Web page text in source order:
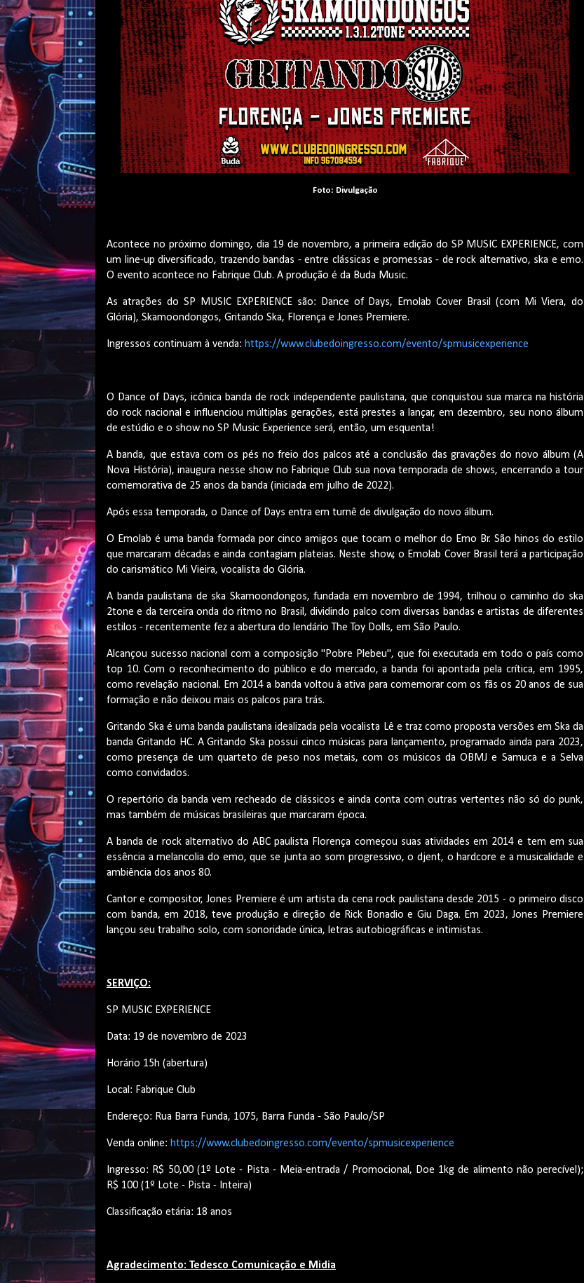
Foto: Divulgação
Acontece no próximo domingo, dia 19 de novembro, a primeira edição do SP MUSIC EXPERIENCE, com
um line-up diversificado, trazendo bandas - entre clássicas e promessas - de rock alternativo, ska e emo.
O evento acontece no Fabrique Club. A produção é da Buda Music.
As atrações do SP MUSIC EXPERIENCE são: Dance of Days, Emolab Cover Brasil (com Mi Viera, do
Glória), Skamoondongos, Gritando Ska, Florença e Jones Premiere.
Ingressos continuam à venda: https://www.clubedoingresso.com/evento/spmusicexperience
O Dance of Days, icônica banda de rock independente paulistana, que conquistou sua marca na história
do rock nacional e influenciou múltiplas gerações, está prestes a lançar, em dezembro, seu nono álbum
de estúdio e o show no SP Music Experience será, então, um esquenta!
A banda, que estava com os pés no freio dos palcos até a conclusão das gravações do novo álbum (A
Nova História), inaugura nesse show no Fabrique Club sua nova temporada de shows, encerrando a tour
comemorativa de 25 anos da banda (iniciada em julho de 2022).
Após essa temporada, o Dance of Days entra em turnê de divulgação do novo álbum.
O Emolab é uma banda formada por cinco amigos que tocam o melhor do Emo Br. São hinos do estilo
que marcaram décadas e ainda contagiam plateias. Neste show, o Emolab Cover Brasil terá a participação
do carismático Mi Vieira, vocalista do Glória.
A banda paulistana de ska Skamoondongos, fundada em novembro de 1994, trilhou o caminho do ska
2tone e da terceira onda do ritmo no Brasil, dividindo palco com diversas bandas e artistas de diferentes
estilos - recentemente fez a abertura do lendário The Toy Dolls, em São Paulo.
Alcançou sucesso nacional com a composição "Pobre Plebeu", que foi executada em todo o país como
top 10. Com o reconhecimento do público e do mercado, a banda foi apontada pela crítica, em 1995,
como revelação nacional. Em 2014 a banda voltou à ativa para comemorar com os fãs os 20 anos de sua
formação e não deixou mais os palcos para trás.
Gritando Ska é uma banda paulistana idealizada pela vocalista Lê e traz como proposta versões em Ska da
banda Gritando HC. A Gritando Ska possui cinco músicas para lançamento, programado ainda para 2023,
como presença de um quarteto de peso nos metais, com os músicos da OBMJ e Samuca e a Selva
como convidados.
O repertório da banda vem recheado de clássicos e ainda conta com outras vertentes não só do punk,
mas também de músicas brasileiras que marcaram época.
A banda de rock alternativo do ABC paulista Florença começou suas atividades em 2014 e tem em sua
essência a melancolia do emo, que se junta ao som progressivo, o djent, o hardcore e a musicalidade e
ambiência dos anos 80.
Cantor e compositor, Jones Premiere é um artista da cena rock paulistana desde 2015 - o primeiro disco
com banda, em 2018, teve produção e direção de Rick Bonadio e Giu Daga. Em 2023, Jones Premiere
lançou seu trabalho solo, com sonoridade única, letras autobiográficas e intimistas.
SERVIÇO:
SP MUSIC EXPERIENCE
Data: 19 de novembro de 2023
Horário 15h (abertura)
Local: Fabrique Club
Endereço: Rua Barra Funda, 1075, Barra Funda - São Paulo/SP
Venda online: https://www.clubedoingresso.com/evento/spmusicexperience
Ingresso: R$ 50,00 (1º Lote - Pista - Meia-entrada / Promocional, Doe 1kg de alimento não perecível);
R$ 100 (1º Lote - Pista - Inteira)
Classificação etária: 18 anos
Agradecimento: Tedesco Comunicação e Midia